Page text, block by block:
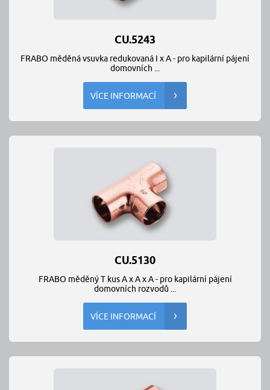
CU.5243
FRABO měděná vsuvka redukovaná I x A - pro kapilární pájení
domovních ...
VÍCE INFORMACÍ
CU.5130
FRABO měděný T kus A x A x A - pro kapilární pájení
domovních rozvodů ...
VÍCE INFORMACÍ